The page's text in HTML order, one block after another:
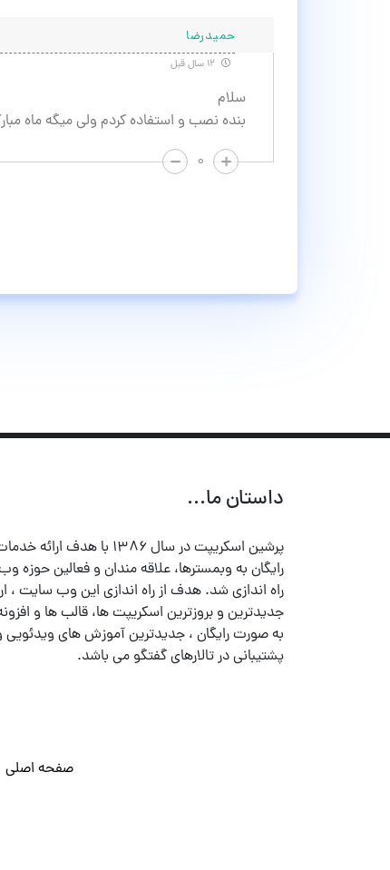
حمیدرضا
سلام
بنده نصب و استفاده کردم ولی میگه ماه مبارک رمضان ۹۳ به
۰
داستان ما...
پرشین اسکریپت در سال ۱۳۸۶ با هدف ارائه
رایگان به وبمسترها، علاقه مندان و فعالین حوزه
راه اندازی شد. هدف از راه اندازی این وب سایت ،
جدیدترین و بروزترین اسکریپت ها، قالب ها و
به صورت رایگان ، جدیدترین آموزش های ویدئویی
پشتیبانی در تالارهای گفتگو می باشد.
صفحه اصلی